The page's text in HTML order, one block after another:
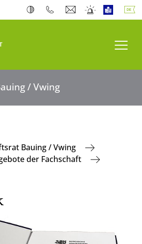
/ Vwing
Bauing / Vwing
der Fachschaft